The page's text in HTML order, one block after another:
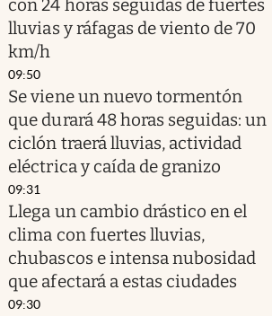
con 24 horas seguidas de fuertes
lluvias y ráfagas de viento de 70
km/h
09:50
Se viene un nuevo tormentón
que durará 48 horas seguidas: un
ciclón traerá lluvias, actividad
eléctrica y caída de granizo
09:31
Llega un cambio drástico en el
clima con fuertes lluvias,
chubascos e intensa nubosidad
que afectará a estas ciudades
09:30